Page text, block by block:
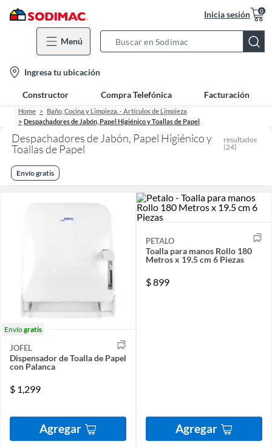
Inicia sesión 0
Menú
Bar
location-
icon
Ingresa tu ubicación
Constructor Compra Telefónica Facturación
Home
Baño, Cocina y Limpieza. - Artículos de Limpieza
Despachadores de Jabón, Papel Higiénico y Toallas de Papel
Despachadores de Jabón, Papel Higiénico y
Toallas de Papel
resultados
(24)
Envío gratis
Envíogratis
JOFEL
Dispensador de Toalla de Papel
con Palanca
$ 1,299
Agregar
PETALO
Toalla para manos Rollo 180
Metros x 19.5 cm 6 Piezas
$899
Agregar